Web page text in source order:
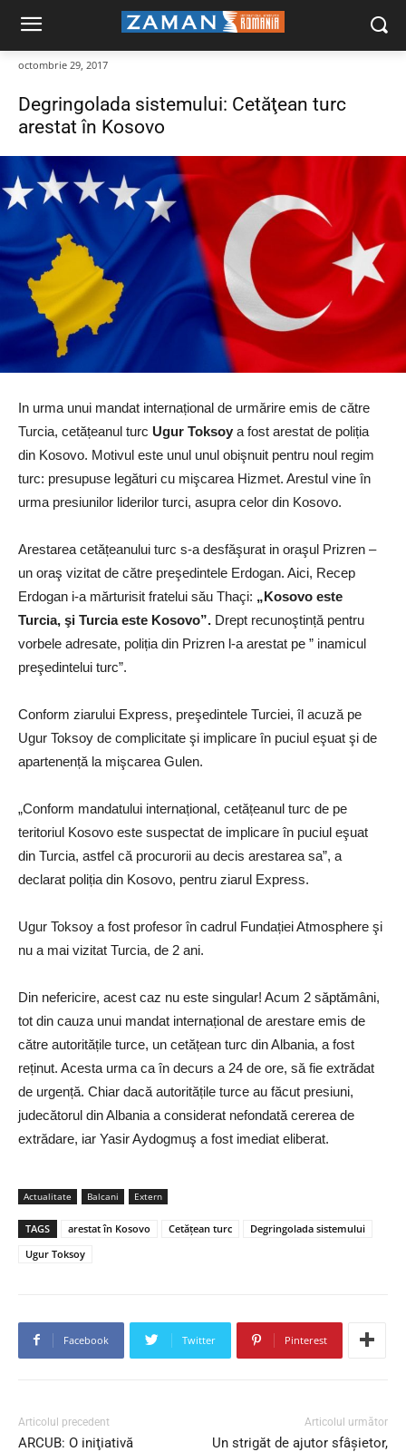
octombrie 29, 2017
Degringolada sistemului: Cetăţean turc
arestat în Kosovo
In urma unui mandat internațional de urmărire emis de către
Turcia, cetățeanul turc Ugur Toksoy a fost arestat de poliția
din Kosovo. Motivul este unul unul obişnuit pentru noul regim
turc: presupuse legături cu mişcarea Hizmet. Arestul vine în
urma presiunilor liderilor turci, asupra celor din Kosovo.
Arestarea cetățeanului turc s-a desfăşurat in oraşul Prizren –
un oraş vizitat de către preşedintele Erdogan. Aici, Recep
Erdogan i-a mărturisit fratelui său Thaçi: „Kosovo este
Turcia, şi Turcia este Kosovo”. Drept recunoştință pentru
vorbele adresate, poliția din Prizren l-a arestat pe ” inamicul
preşedintelui turc”.
Conform ziarului Express, preşedintele Turciei, îl acuză pe
Ugur Toksoy de complicitate şi implicare în puciul eşuat şi de
apartenență la mişcarea Gulen.
„Conform mandatului internațional, cetățeanul turc de pe
teritoriul Kosovo este suspectat de implicare în puciul eşuat
din Turcia, astfel că procurorii au decis arestarea sa”, a
declarat poliția din Kosovo, pentru ziarul Express.
Ugur Toksoy a fost profesor în cadrul Fundației Atmosphere şi
nu a mai vizitat Turcia, de 2 ani.
Din nefericire, acest caz nu este singular! Acum 2 săptămâni,
tot din cauza unui mandat internațional de arestare emis de
către autoritățile turce, un cetățean turc din Albania, a fost
reținut. Acesta urma ca în decurs a 24 de ore, să fie extrădat
de urgență. Chiar dacă autoritățile turce au făcut presiuni,
judecătorul din Albania a considerat nefondată cererea de
extrădare, iar Yasir Aydogmuş a fost imediat eliberat.
Actualitate Balcani Extern
TAGS arestat în Kosovo Cetăţean turc
Degringolada sistemului
Ugur Toksoy
Facebook Twitter Pinterest
Articolul precedent
ARCUB: O iniţiativă
Articolul următor
Un strigăt de ajutor sfâşietor,